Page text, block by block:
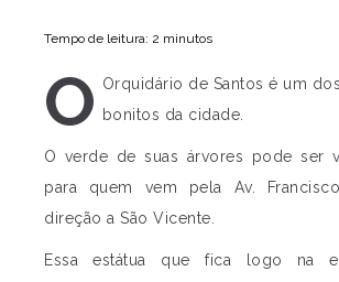
Tempo de leitura: 2 minutos
O Orquidário de Santos é um
bonitos da cidade.
O verde de suas árvores pode ser
para quem vem pela Av.
direção a São Vicente.
Essa estátua que fica logo na